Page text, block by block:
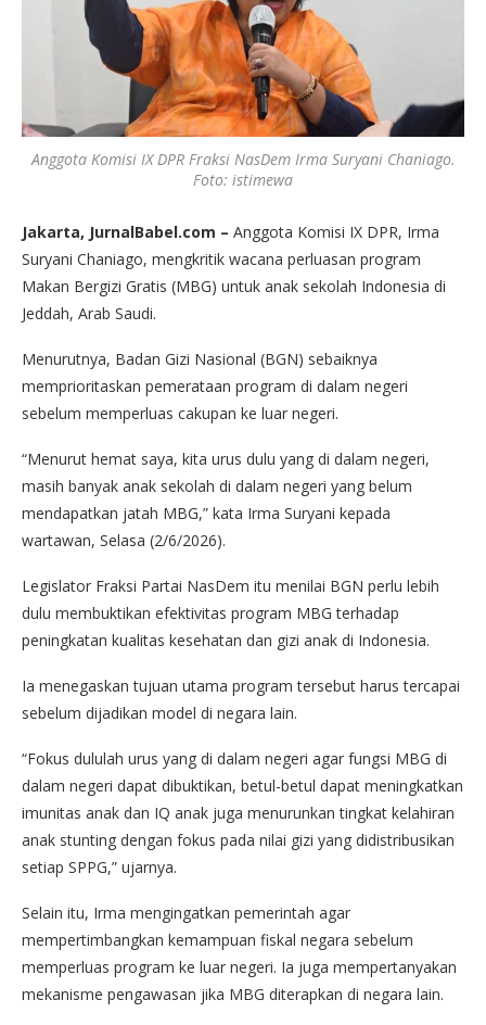
Anggota Komisi IX DPR Fraksi NasDem Irma Suryani Chaniago.
Foto: istimewa
Jakarta, JurnalBabel.com – Anggota Komisi IX DPR, Irma
Suryani Chaniago, mengkritik wacana perluasan program
Makan Bergizi Gratis (MBG) untuk anak sekolah Indonesia di
Jeddah, Arab Saudi.
Menurutnya, Badan Gizi Nasional (BGN) sebaiknya
memprioritaskan pemerataan program di dalam negeri
sebelum memperluas cakupan ke luar negeri.
“Menurut hemat saya, kita urus dulu yang di dalam negeri,
masih banyak anak sekolah di dalam negeri yang belum
mendapatkan jatah MBG,” kata Irma Suryani kepada
wartawan, Selasa (2/6/2026).
Legislator Fraksi Partai NasDem itu menilai BGN perlu lebih
dulu membuktikan efektivitas program MBG terhadap
peningkatan kualitas kesehatan dan gizi anak di Indonesia.
Ia menegaskan tujuan utama program tersebut harus tercapai
sebelum dijadikan model di negara lain.
“Fokus dululah urus yang di dalam negeri agar fungsi MBG di
dalam negeri dapat dibuktikan, betul-betul dapat meningkatkan
imunitas anak dan IQ anak juga menurunkan tingkat kelahiran
anak stunting dengan fokus pada nilai gizi yang didistribusikan
setiap SPPG,” ujarnya.
Selain itu, Irma mengingatkan pemerintah agar
mempertimbangkan kemampuan fiskal negara sebelum
memperluas program ke luar negeri. Ia juga mempertanyakan
mekanisme pengawasan jika MBG diterapkan di negara lain.